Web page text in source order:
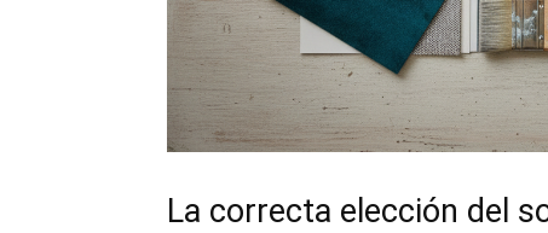
La correcta elección del